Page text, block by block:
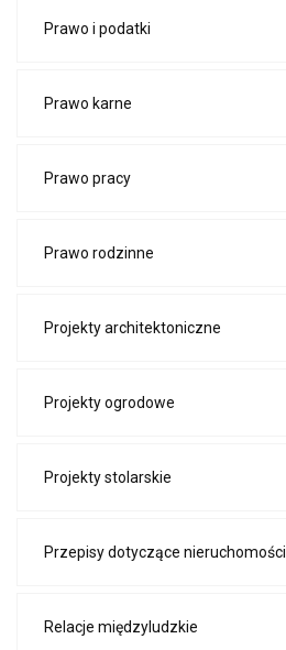
Prawo i podatki
Prawo karne
Prawo pracy
Prawo rodzinne
Projekty architektoniczne
Projekty ogrodowe
Projekty stolarskie
Przepisy dotyczące nieruchomości
Relacje międzyludzkie